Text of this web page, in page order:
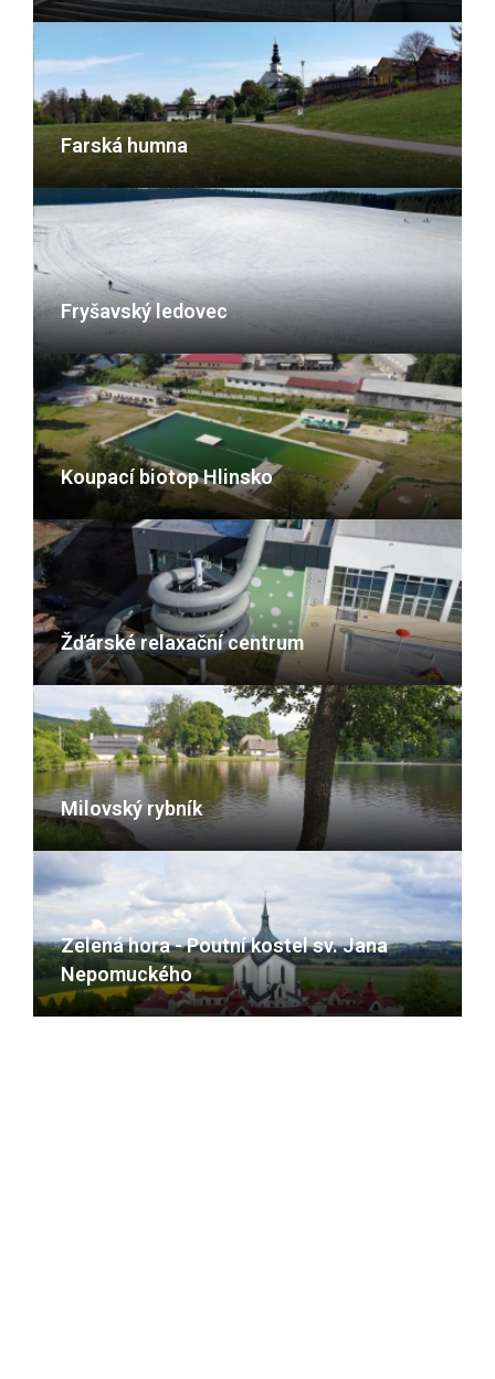
Farská humna
Fryšavský ledovec
Koupací biotop Hlinsko
Žďárské relaxační centrum
Milovský rybník
Zelená hora - Poutní kostel sv. Jana
Nepomuckého